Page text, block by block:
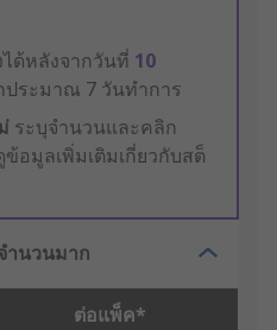
ด้หลังจากวันที่ 10
ประมาณ 7 วันทำการ
ระบุจำนวนและคลิก
ข้อมูลเพิ่มเติมเกี่ยวกับสต็
ำนวนมาก
ต่อแพ็ค*